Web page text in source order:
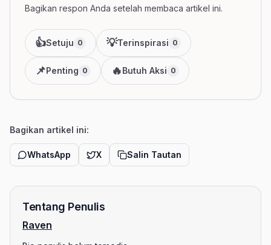
Bagikan respon Anda setelah membaca artikel ini.
👍Setuju 0 💡Terinspirasi 0
📌Penting 0 🔥Butuh Aksi 0
Bagikan artikel ini:
WhatsApp X Salin Tautan
Tentang Penulis
Raven